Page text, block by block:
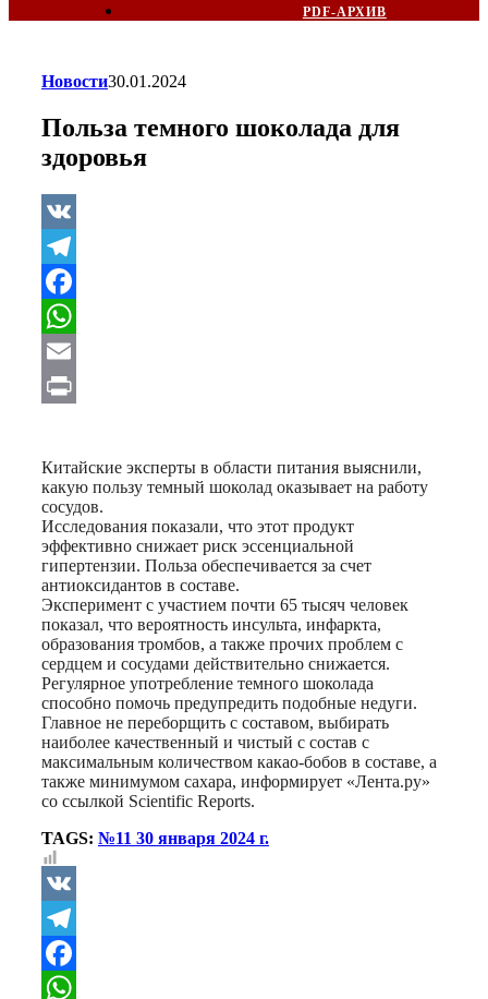
PDF-АРХИВ
Новости30.01.2024
Польза темного шоколада для
здоровья
VK
Telegram
Facebook
WhatsApp
Email
Китайские эксперты в области питания выяснили,
какую пользу темный шоколад оказывает на работу
сосудов.
Исследования показали, что этот продукт
эффективно снижает риск эссенциальной
гипертензии. Польза обеспечивается за счет
антиоксидантов в составе.
Эксперимент с участием почти 65 тысяч человек
показал, что вероятность инсульта, инфаркта,
образования тромбов, а также прочих проблем с
сердцем и сосудами действительно снижается.
Регулярное употребление темного шоколада
способно помочь предупредить подобные недуги.
Главное не переборщить с составом, выбирать
наиболее качественный и чистый с состав с
максимальным количеством какао-бобов в составе, а
также минимумом сахара, информирует «Лента.ру»
со ссылкой Scientific Reports.
TAGS: №11 30 января 2024 г.
VK
Telegram
Facebook